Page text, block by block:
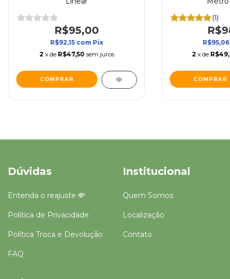
R$95,00
R$92,15 com Pix
2 x de R$47,50 sem juros
(1)
2 x de
Dúvidas
Entenda o reajuste 💸
Política de Privacidade
Política Troca e Devolução
FAQ
Institucional
Quem Somos
Localização
Contato